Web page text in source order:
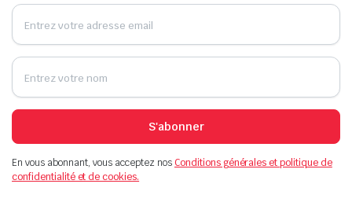
S'abonner
En vous abonnant, vous acceptez nosConditions générales et politique de
confidentialité et de cookies.